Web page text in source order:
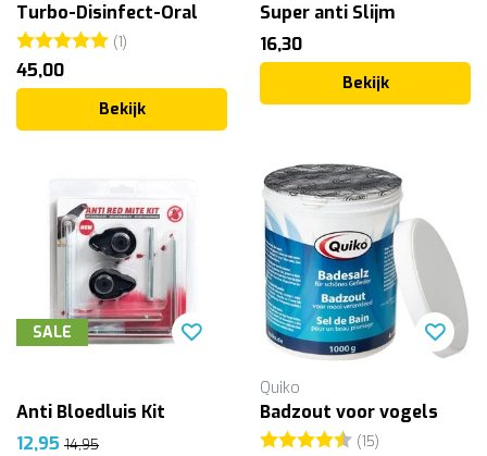
Turbo-Disinfect-Oral
Beoordeling:(1)
45,00
Bekijk
Super anti Slijm
16,30
Bekijk
SALE
Anti Bloedluis Kit
12,95 14,95
Quiko
Badzout voor vogels
Beoordeling:(15)